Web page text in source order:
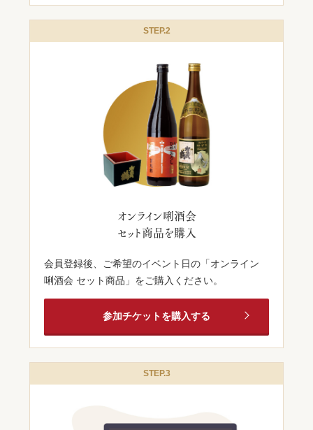
STEP.2
オンライン唎酒会
セット商品を購入
会員登録後、ご希望のイベント日の「オンライン
唎酒会 セット商品」をご購入ください。
参加チケットを購入する
STEP.3